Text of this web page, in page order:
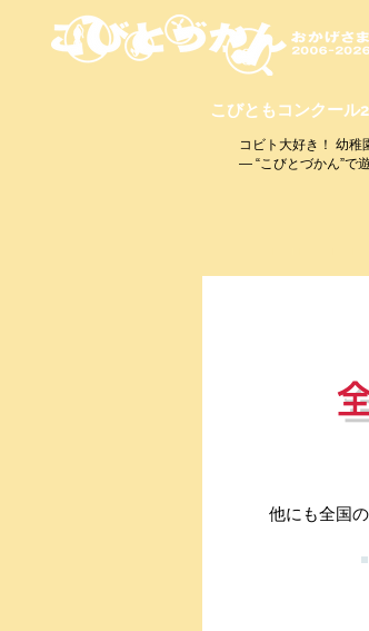
こびともコンクール
コビト大好き！ 幼稚
― “こびとづかん”で
他にも全国